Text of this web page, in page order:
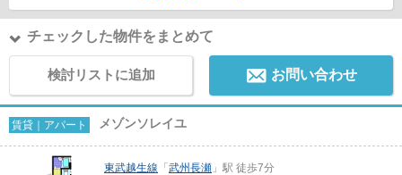
チェックした物件をまとめて
検討リストに追加 お問い合わせ
賃貸｜アパート メゾンソレイユ
東武越生線 「 武州長瀬 」駅 徒歩7分